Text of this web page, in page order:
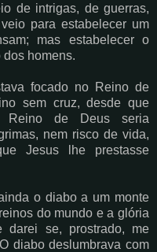
de intrigas, de guerras,
para estabelecer um
mas estabelecer o
homens.
focado no Reino de
sem cruz, desde que
Reino de Deus seria
nem risco de vida,
Jesus lhe prestasse
o diabo a um monte
do mundo e a glória
se, prostrado, me
diabo deslumbrava com